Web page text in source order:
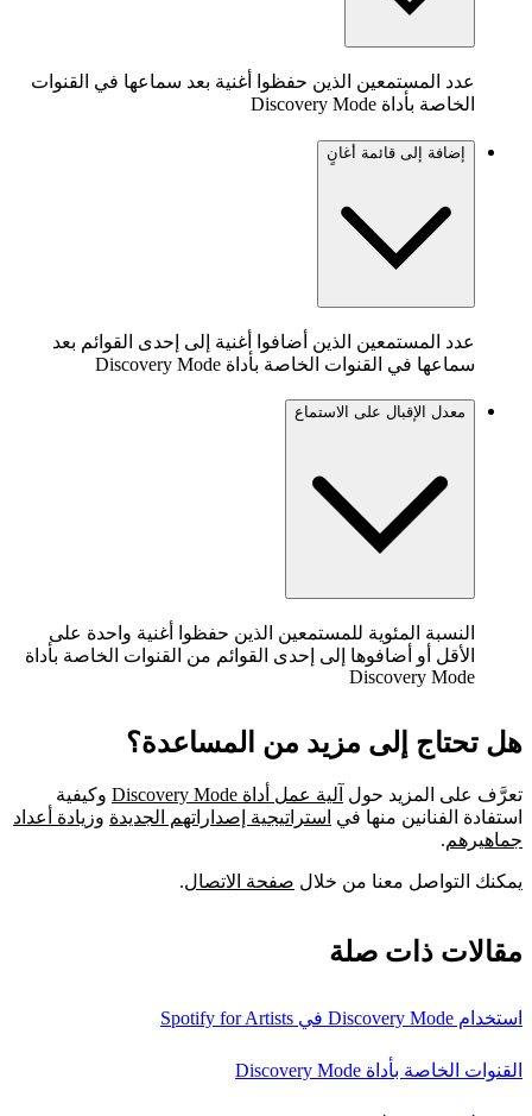
عدد المستمعين الذين حفظوا أغنية بعد سماعها في القنوات
الخاصة بأداة Discovery Mode
إضافة إلى قائمة أغانٍ
عدد المستمعين الذين أضافوا أغنية إلى إحدى القوائم بعد
سماعها في القنوات الخاصة بأداة Discovery Mode
معدل الإقبال على الاستماع
النسبة المئوية للمستمعين الذين حفظوا أغنية واحدة على
الأقل أو أضافوها إلى إحدى القوائم من القنوات الخاصة بأداة
Discovery Mode
هل تحتاج إلى مزيد من المساعدة؟
تعرَّف على المزيد حول آلية عمل أداة Discovery Mode
وكيفية
استفادة الفنانين منها في استراتيجية إصداراتهم الجديدة وزيادة أعداد
جماهيرهم.
يمكنك التواصل معنا من خلال صفحة الاتصال.
مقالات ذات صلة
استخدام Discovery Mode في Spotify for Artists
القنوات الخاصة بأداة Discovery Mode